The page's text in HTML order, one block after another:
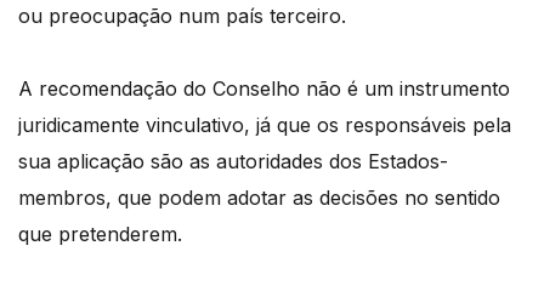
ou preocupação num país terceiro.
A recomendação do Conselho não é um instrumento
juridicamente vinculativo, já que os responsáveis pela
sua aplicação são as autoridades dos Estados-
membros, que podem adotar as decisões no sentido
que pretenderem.